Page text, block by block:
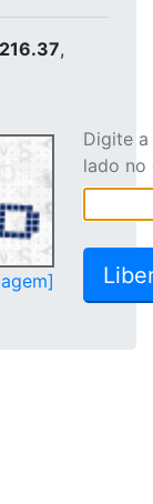
,
Digite
lado no